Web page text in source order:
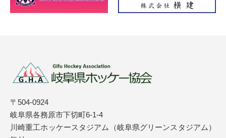
〒504-0924
岐阜県各務原市下切町6-1-4
川崎重工ホッケースタジアム（岐阜県グリーンスタジアム）